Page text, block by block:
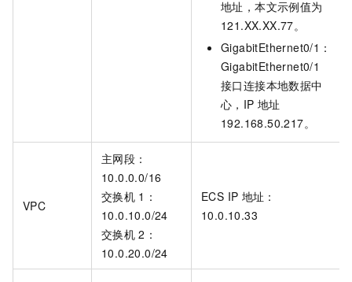
地址，本文示例值为
121.XX.XX.77。
GigabitEthernet0/1：
GigabitEthernet0/1
接口连接本地数据中
心，IP 地址
192.168.50.217。
VPC
主网段：
10.0.0.0/16
交换机 1：
10.0.10.0/24
交换机 2：
10.0.20.0/24
ECS IP 地址：
10.0.10.33